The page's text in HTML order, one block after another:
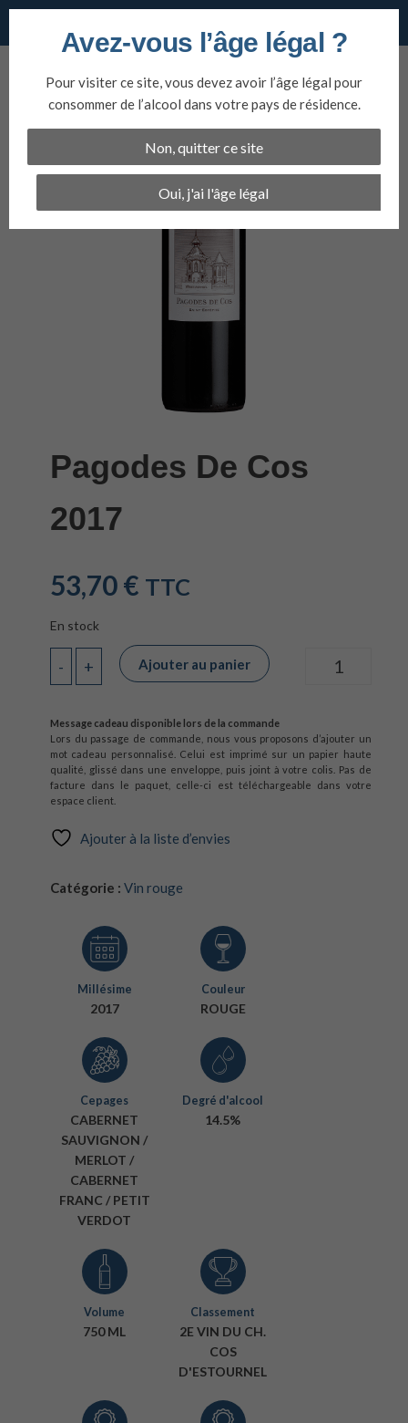
Pagodes De Cos
2017
53,70€ TTC
En stock
- Quantité
+ Ajouter au panier
Message cadeau disponible lors de la commande
Lors du passage de commande, nous vous proposons d’ajouter un
mot cadeau personnalisé. Celui est imprimé sur un papier haute
qualité, glissé dans une enveloppe, puis joint à votre colis. Pas de
facture dans le paquet, celle-ci est téléchargeable dans votre
espace client.
Ajouter à la liste d’envies
Catégorie : Vin rouge
Millésime
2017
Couleur
ROUGE
Cepages
CABERNET
SAUVIGNON /
MERLOT /
CABERNET
FRANC / PETIT
VERDOT
Degré d'alcool
14.5%
Volume
750 ML
Classement
2E VIN DU CH.
COS
D'ESTOURNEL
Avez-vous l’âge légal ?
Pour visiter ce site, vous devez avoir l’âge légal pour
consommer de l’alcool dans votre pays de résidence.
Non, quitter ce site
Oui, j'ai l'âge légal